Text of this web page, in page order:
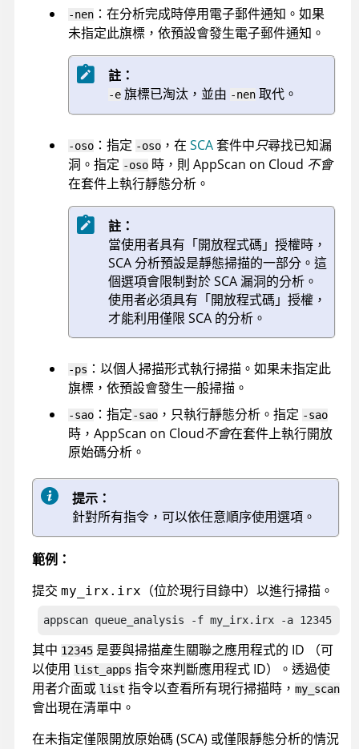
-nen ：在分析完成時停用電子郵件通知。如果
未指定此旗標，依預設會發生電子郵件通知。
註：
-e 旗標已淘汰，並由 -nen 取代。
-oso ：指定 -oso ，在 SCA套件中只尋找已知漏
洞。指定 -oso 時，則 AppScan on Cloud 不會
在套件上執行靜態分析。
註：
當使用者具有「開放程式碼」授權時，
SCA 分析預設是靜態掃描的一部分。這
個選項會限制對於 SCA 漏洞的分析。
使用者必須具有「開放程式碼」授權，
才能利用僅限 SCA 的分析。
-ps ：以個人掃描形式執行掃描。如果未指定此
旗標，依預設會發生一般掃描。
-sao ：指定-sao ，只執行靜態分析。指定 -sao
時， AppScan on Cloud不會在套件上執行開放
原始碼分析。
提示：
針對所有指令，可以依任意順序使用選項。
範例：
提交 my_irx.irx （位於現行目錄中）以進行掃描。
appscan queue_analysis -f my_irx.irx -a 12345 -n
其中 12345 是要與掃描產生關聯之應用程式的 ID （可
以使用 list_apps 指令來判斷應用程式 ID）。透過使
用者介面或 list 指令以查看所有現行掃描時， my_scan
會出現在清單中。
在未指定僅限開放原始碼 (SCA) 或僅限靜態分析的情況